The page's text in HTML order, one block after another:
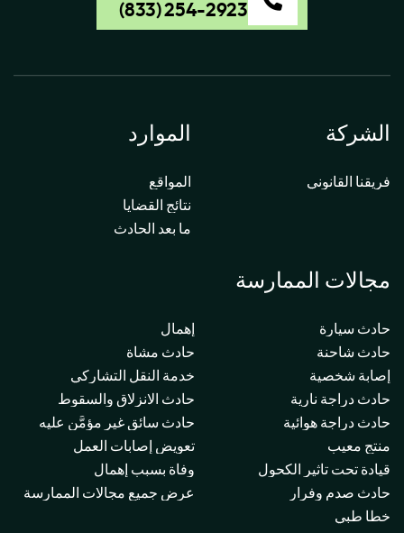
(833) 254-2923
الشركة
فريقنا القانوني
الموارد
المواقع
نتائج القضايا
ما بعد الحادث
مجالات الممارسة
حادث سيارة
حادث شاحنة
إصابة شخصية
حادث دراجة نارية
حادث دراجة هوائية
منتج معيب
قيادة تحت تأثير الكحول
حادث صدم وفرار
خطأ طبي
إهمال
حادث مشاة
خدمة النقل التشاركي
حادث الانزلاق والسقوط
حادث سائق غير مؤمَّن عليه
تعويض إصابات العمل
وفاة بسبب إهمال
عرض جميع مجالات الممارسة